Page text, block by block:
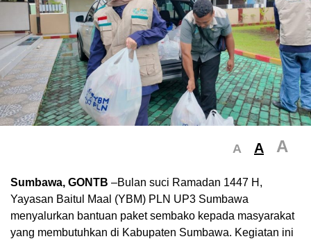
A A A
Sumbawa, GONTB –Bulan suci Ramadan 1447 H,
Yayasan Baitul Maal (YBM) PLN UP3 Sumbawa
menyalurkan bantuan paket sembako kepada masyarakat
yang membutuhkan di Kabupaten Sumbawa. Kegiatan ini